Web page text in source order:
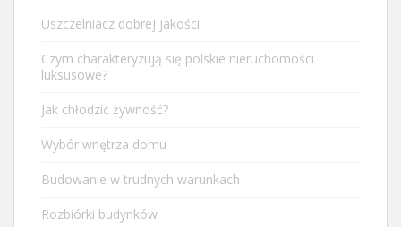
Uszczelniacz dobrej jakości
Czym charakteryzują się polskie nieruchomości
luksusowe?
Jak chłodzić żywność?
Wybór wnętrza domu
Budowanie w trudnych warunkach
Rozbiórki budynków